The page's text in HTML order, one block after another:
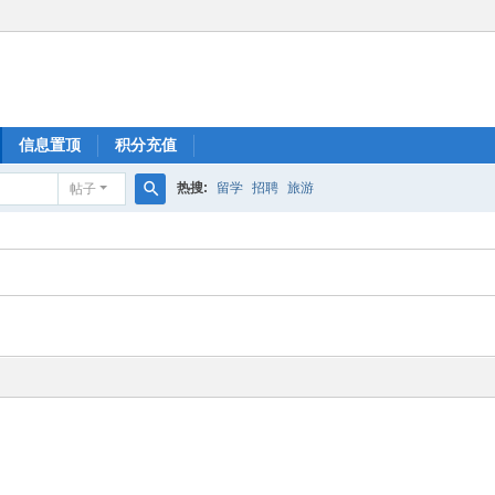
信息置顶 积分充值
帖子
索
热搜: 留学 招聘 旅游